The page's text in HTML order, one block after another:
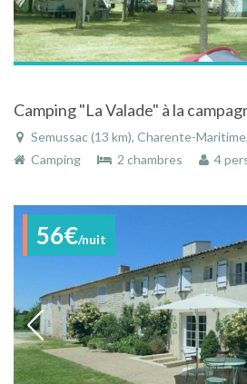
Camping "La Valade" à la
Semussac (13 km), Charente-Maritime, Poitou-
Camping
2 chambres 4
56€/nuit